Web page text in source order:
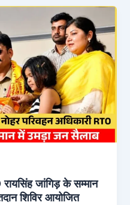
जांगिड़ के सम्मान
शिविर आयोजित